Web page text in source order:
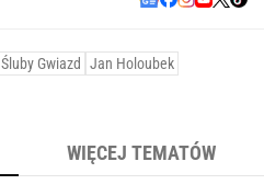
Śluby Gwiazd
Jan Holoubek
WIĘCEJ TEMATÓW